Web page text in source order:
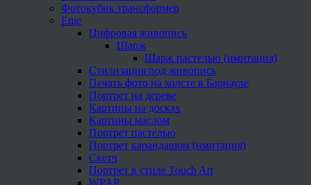
Фотокубик трансформер
Еще
Цифровая живопись
Шарж
Шарж пастелью (имитация)
Стилизация под живопись
Печать фото на холсте в Барнауле
Портрет на дереве
Картины на досках
Картины маслом
Портрет пастелью
Портрет карандашом (имитация)
Скетч
Портрет в стиле Touch Art
WPAP